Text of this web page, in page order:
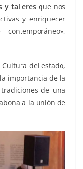
y talleres que nos
y enriquecer
del estado,
importancia de la
de una
a la unión de